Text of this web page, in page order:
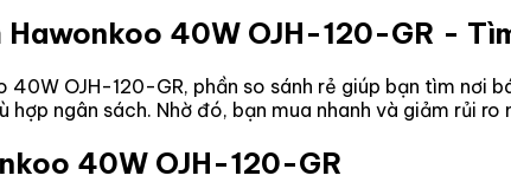
Hawonkoo 40W OJH-120-GR -
40W OJH-120-GR, phần so sánh rẻ giúp bạn tìm nơi
ngân sách. Nhờ đó, bạn mua nhanh và giảm rủi ro
40W OJH-120-GR